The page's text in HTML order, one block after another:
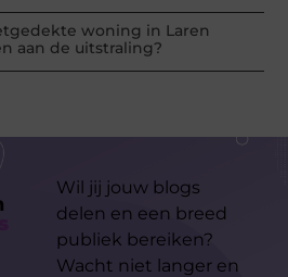
woning in Laren
aan de uitstraling?
Wil jij jouw blogs
delen en een breed
publiek bereiken?
Wacht niet langer en